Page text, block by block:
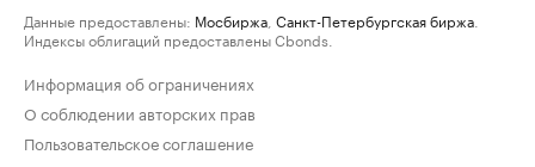
Данные предоставлены: Мосбиржа Санкт-Петербургская биржа
Индексы облигаций предоставлены Cbonds.
Информация об ограничениях
О соблюдении авторских прав
Пользовательское соглашение